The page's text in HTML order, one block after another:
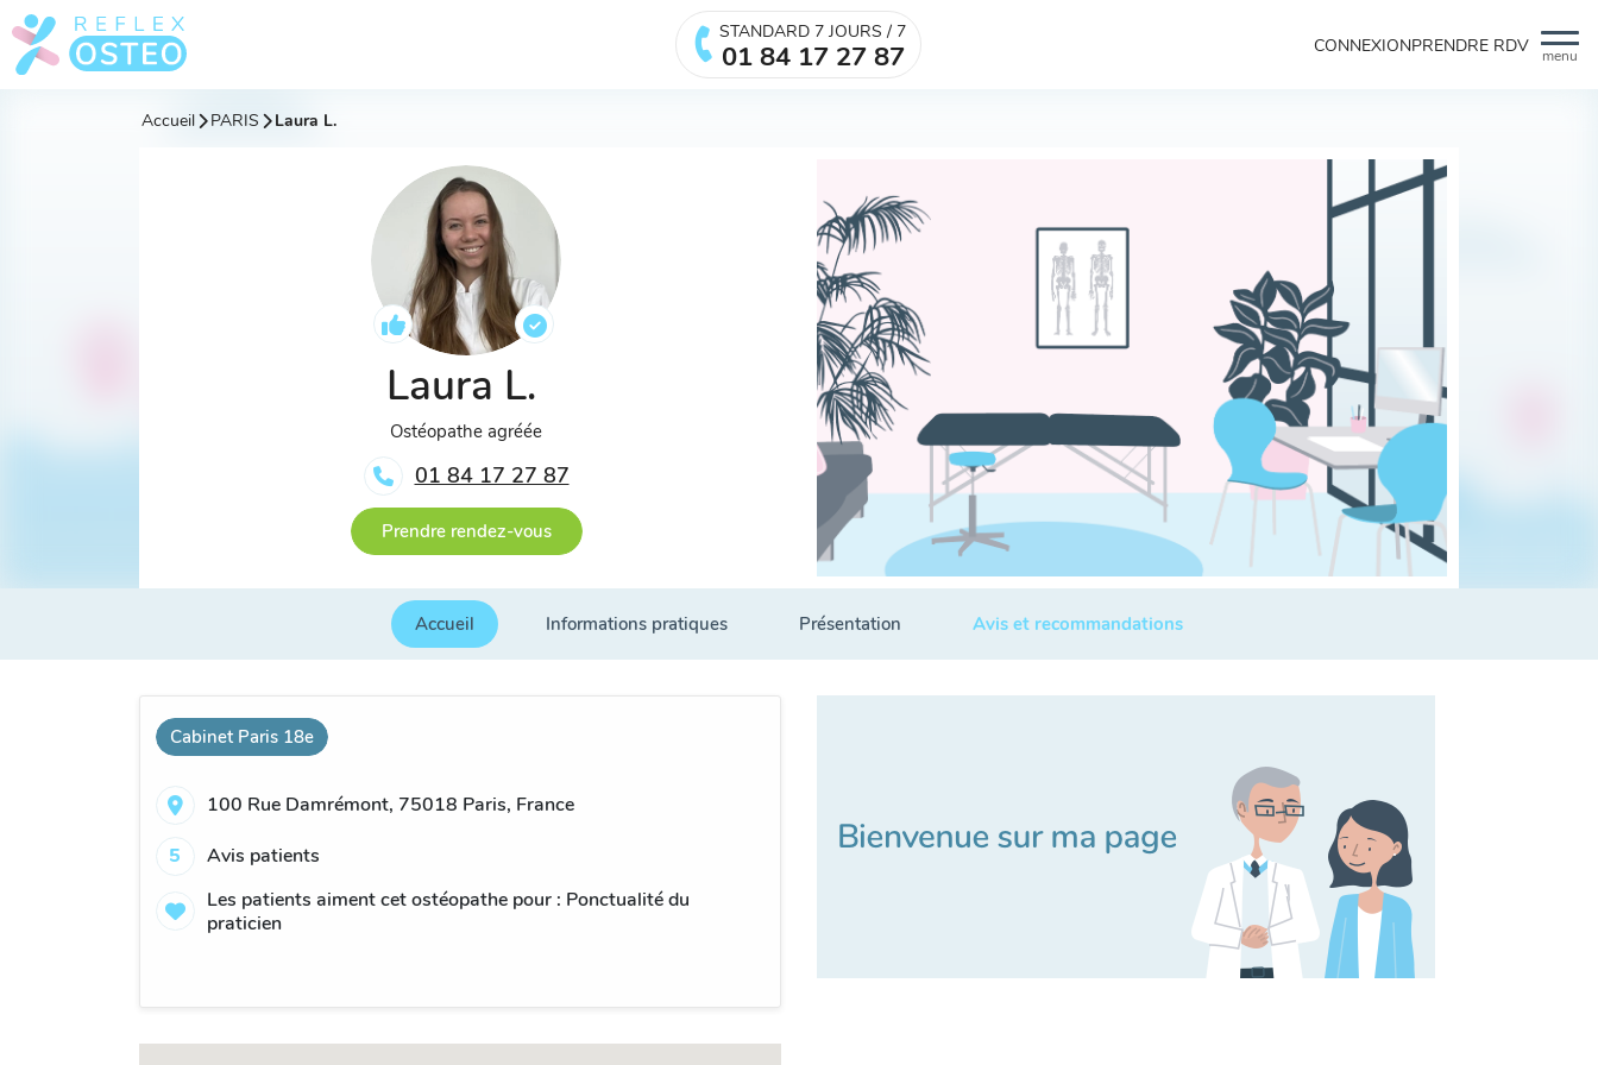
menu
STANDARD 7 JOURS / 7
01 84 17 27 87 CONNEXIONPRENDRE RDV
Accueil PARIS Laura L.
Laura L.
Ostéopathe agréée
01 84 17 27 87
Prendre rendez-vous
Accueil Informations pratiques Présentation Avis et recommandations
Cabinet Paris 18e
100 Rue Damrémont, 75018 Paris, France
5
Avis patients
Les patients aiment cet ostéopathe pour : Ponctualité du
praticien